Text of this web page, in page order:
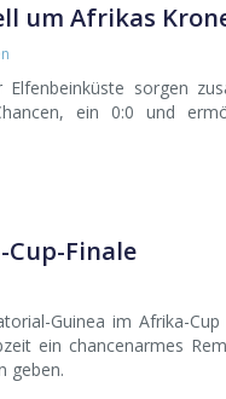
um Afrikas
sorgen
ein 0:0 und
Finale
Guinea im Afrika-Cup
ein chancenarmes
geben.